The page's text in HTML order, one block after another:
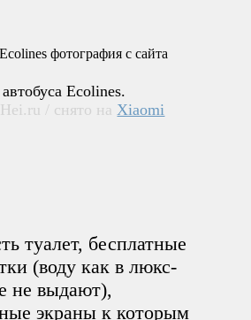
Ecolines.
/ снято на Xiaomi
туалет, бесплатные
(воду как в люкс-
не выдают),
экраны к которым